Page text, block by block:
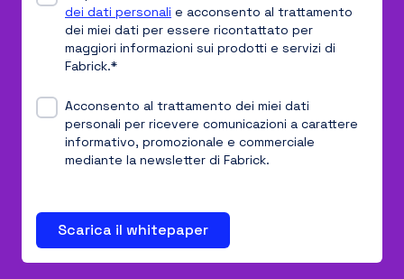
dei dati personali e acconsento al trattamento
dei miei dati per essere ricontattato per
maggiori informazioni sui prodotti e servizi di
Fabrick.*
Acconsento al trattamento dei miei dati
personali per ricevere comunicazioni a carattere
informativo, promozionale e commerciale
mediante la newsletter di Fabrick.
Scarica il whitepaper